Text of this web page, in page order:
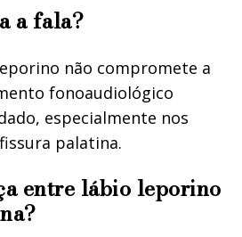
a fala?
não compromete a
fonoaudiológico
especialmente nos
palatina.
entre lábio leporino